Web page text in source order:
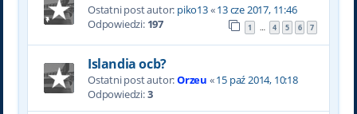
Ostatni post autor: piko13«13 cze 2017, 11:46
Odpowiedzi: 197 1 … 4 5 6 7
Islandia ocb?
Ostatni post autor:Orzeu «15 paź 2014, 10:18
Odpowiedzi:3